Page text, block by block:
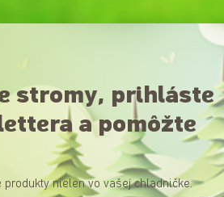
stromy, prihláste
a pomôžte
produkty nielen vo vašej chladničke.